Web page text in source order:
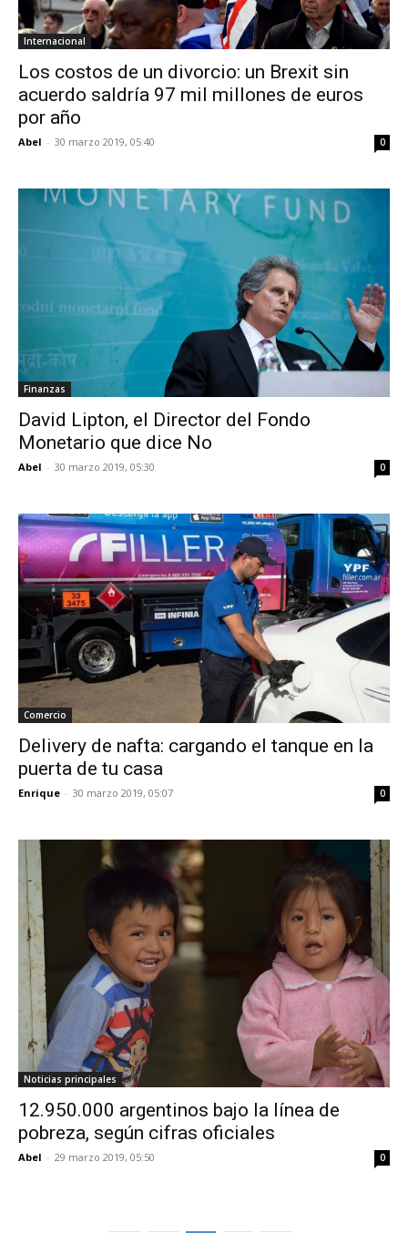
Internacional
Los costos de un divorcio: un Brexit sin
acuerdo saldría 97 mil millones de euros
por año
Abel - 30 marzo 2019, 05:40 0
Finanzas
David Lipton, el Director del Fondo
Monetario que dice No
Abel - 30 marzo 2019, 05:30 0
Comercio
Delivery de nafta: cargando el tanque en la
puerta de tu casa
Enrique - 30 marzo 2019, 05:07 0
Noticias principales
12.950.000 argentinos bajo la línea de
pobreza, según cifras oficiales
Abel - 29 marzo 2019, 05:50 0